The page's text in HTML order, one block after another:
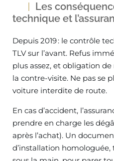
Les
technique et
Depuis 2019 : le contrôle
TLV sur l’avant. Refus
plus assez, et obligation
la contre-visite. Ne pas se
voiture interdite de route.
En cas d’accident,
prendre en charge les
après l’achat). Un
d’installation